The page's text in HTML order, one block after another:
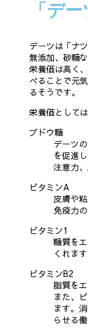
「デ
デーツは「ナ
無添加、砂糖な
栄養価は高く
べることで元
るそうです。
栄養価としては
ブドウ糖
デーツ
を促進
注意力
ビタミンA
皮膚や
免疫力
ビタミン1
糖質を
くれます
ビタミンB2
脂質を
また、
ます。
らせる